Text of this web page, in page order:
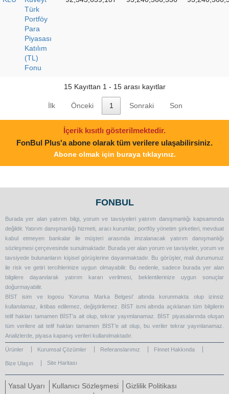
Türk
Portföy
Para
Piyasası
Katılım
(TL)
Fonu
15 Kayıttan 1 - 15 arası kayıtlar
İlk Önceki 1 Sonraki Son
İçerik kısıtlı gösterilmektedir.
FonBul Plus'a abone olarak tüm verilere ulaşabilirsiniz.
Abone olmak için buraya tıklayınız.
FONBUL
Burada yer alan yatırım bilgi, yorum ve tavsiyeleri yatırım danışmanlığı kapsamında
değildir. Yatırım danışmanlığı hizmeti, aracı kurumlar, portföy yönetim şirketleri, mevduat
kabul etmeyen bankalar ile müşteri arasında imzalanacak yatırım danışmanlığı
sözleşmesi çerçevesinde sunulmaktadır. Burada yer alan yorum ve tavsiyeler, yorum ve
tavsiyede bulunanların kişisel görüşlerine dayanmaktadır. Bu görüşler, mali durumunuz
ile risk ve getiri tercihlerinize uygun olmayabilir. Bu nedenle, sadece burada yer alan
bilgilere dayanılarak yatırım kararı verilmesi, beklentilerinize uygun sonuçlar
doğurmayabilir.
BİST isim ve logosu 'Koruma Marka Belgesi' altında korunmakta olup izinsiz
kullanılamaz, iktibas edilemez, değiştirilemez. BİST ismi altında açıklanan tüm bilgilerin
telif hakları tamamen BİST'a ait olup, tekrar yayımlanamaz. BİST piyasalarında oluşan
tüm verilere ait telif hakları tamamen BİST’e ait olup, bu veriler tekrar yayınlanamaz.
Analizlerde, piyasa kapanış verileri kullanılmaktadır.
Ürünler Kurumsal Çözümler Referanslarımız Finnet Hakkında
Bize Ulaşın Site Haritası
Yasal Uyarı Kullanıcı Sözleşmesi
Gizlilik Politikası